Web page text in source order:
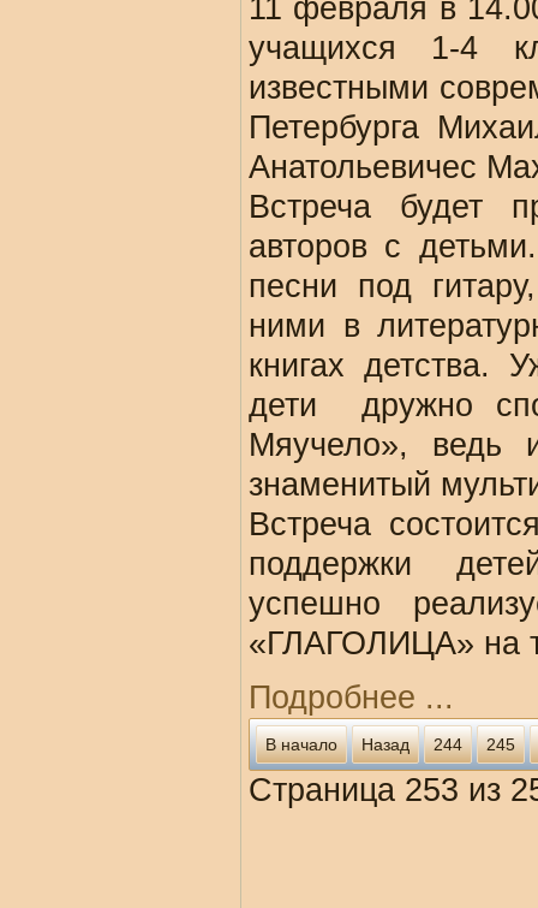
11 февраля в
учащихся 1-4
известными
Петербурга
Анатольевичес
Встреча будет
авторов с
песни под
ними в
книгах детства.
дети дружно
Мяучело», ведь
знаменитый
Встреча
поддержки
успешно
«ГЛАГОЛИЦА» на
Подробнее ...
В начало Назад 244 245
Страница 253 из